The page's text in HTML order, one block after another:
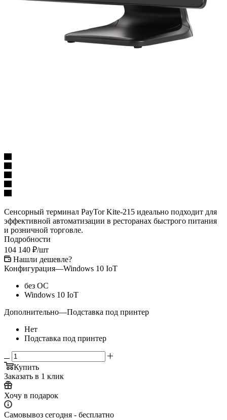
Сенсорный терминал PayTor Kite-215 идеально подходит для
эффективной автоматизации в ресторанах быстрого питания
и розничной торговле.
Подробности
104 140 ₽/шт
Нашли дешевле?
Конфигурация—Windows 10 IoT
без ОС
Windows 10 IoT
Дополнительно—Подставка под принтер
Нет
Подставка под принтер
Купить
Заказать в 1 клик
Хочу в подарок
Самовывоз сегодня - бесплатно